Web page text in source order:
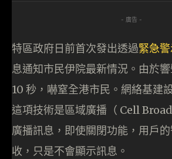
- 廣告 -
特區政府日前首次發出透過緊急
息通知市民伊院最新情況。由於
10 秒，嚇窒全港市民。網絡基建
這項技術是區域廣播（ Cell
廣播訊息，即使關閉功能，用戶
收，只是不會顯示訊息。